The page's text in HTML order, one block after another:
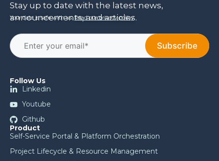
Stay up to date with the latest news,
announcements, and articles.
Your data is safe with us.Read our privacy policy.
Follow Us
Linkedin
Youtube
Github
Product
Self-Service Portal & Platform Orchestration
Project Lifecycle & Resource Management